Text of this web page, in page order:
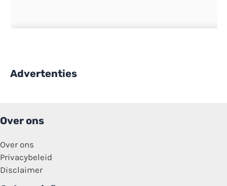
Advertenties
Over ons
Over ons
Privacybeleid
Disclaimer